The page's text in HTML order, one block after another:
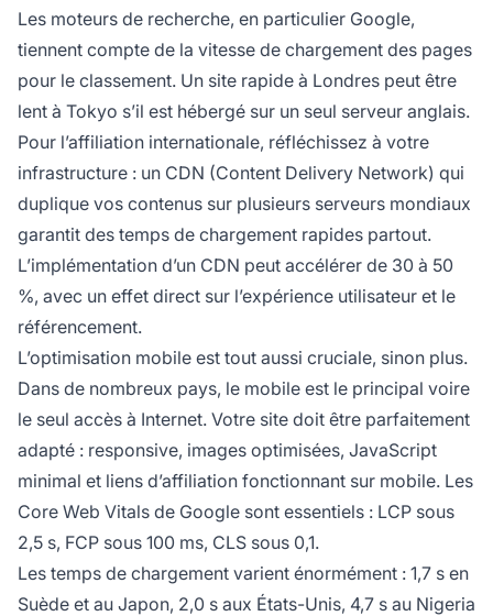
Les moteurs de recherche, en particulier Google,
tiennent compte de la vitesse de chargement des pages
pour le classement. Un site rapide à Londres peut être
lent à Tokyo s’il est hébergé sur un seul serveur anglais.
Pour l’affiliation internationale, réfléchissez à votre
infrastructure : un CDN (Content Delivery Network) qui
duplique vos contenus sur plusieurs serveurs mondiaux
garantit des temps de chargement rapides partout.
L’implémentation d’un CDN peut accélérer de 30 à 50
%, avec un effet direct sur l’expérience utilisateur et le
référencement.
L’optimisation mobile est tout aussi cruciale, sinon plus.
Dans de nombreux pays, le mobile est le principal voire
le seul accès à Internet. Votre site doit être parfaitement
adapté : responsive, images optimisées, JavaScript
minimal et liens d’affiliation fonctionnant sur mobile. Les
Core Web Vitals de Google sont essentiels : LCP sous
2,5 s, FCP sous 100 ms, CLS sous 0,1.
Les temps de chargement varient énormément : 1,7 s en
Suède et au Japon, 2,0 s aux États-Unis, 4,7 s au Nigeria